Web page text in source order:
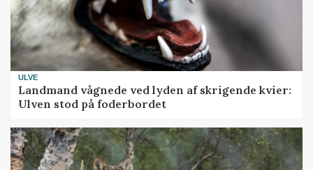
ULVE
Landmand vågnede ved lyden af skrigende kvier:
Ulven stod på foderbordet